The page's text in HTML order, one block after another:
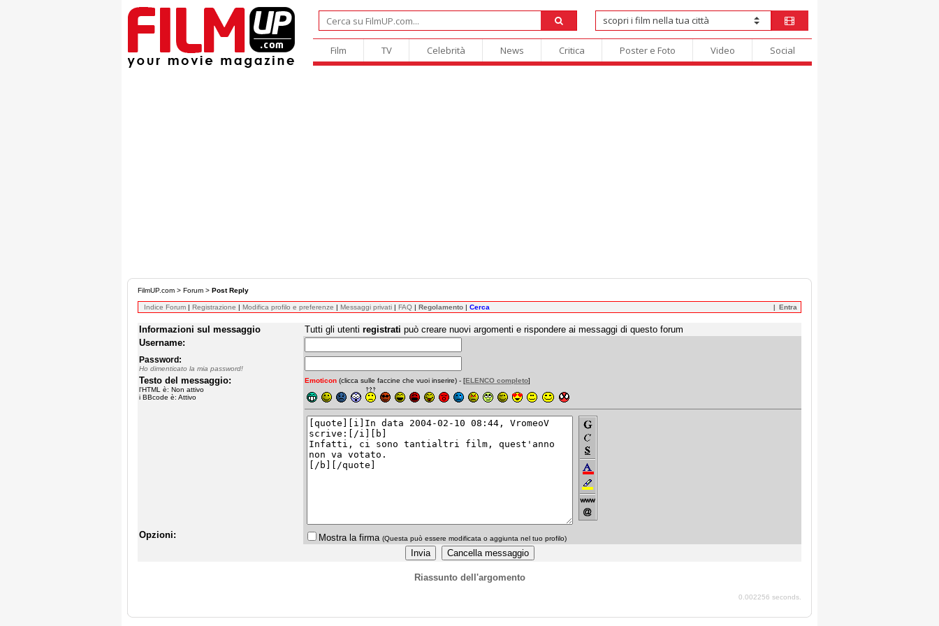
Film TV Celebrità News Critica Poster e Foto Video Social
FilmUP.com > Forum > Post Reply
Indice Forum | Registrazione | Modifica profilo e preferenze | Messaggi privati | FAQ | Regolamento | Cerca Entra
Informazioni sul messaggio Tutti gli utenti registrati può creare nuovi argomenti e rispondere ai messaggi di questo forum
Username:
Password:
Ho dimenticato la mia password!
Testo del messaggio:
l'HTML è: Non attivo
i BBcode è: Attivo
Emoticon (clicca sulle faccine che vuoi inserire) - [ELENCO completo]
Opzioni: Mostra la firma (Questa può essere modificata o aggiunta nel tuo profilo)
Riassunto dell'argomento
0.002256 seconds.